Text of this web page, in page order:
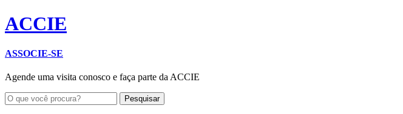
ACCIE
ASSOCIE-SE
Agende uma visita conosco e faça parte da ACCIE